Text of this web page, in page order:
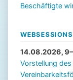
Beschäftigte
WEBSESSIONS
14.08.2026,
Vorstellung